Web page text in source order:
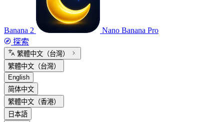
Banana 2
Nano Banana Pro
探索
繁體中文（台灣）
繁體中文（台灣）
English
简体中文
繁體中文（香港）
日本語